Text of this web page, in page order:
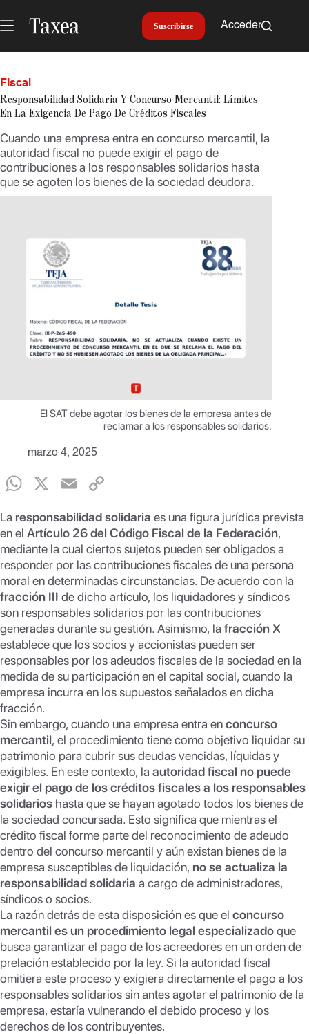
al
contenido
Suscribirse Acceder
Fiscal
Responsabilidad Solidaria Y Concurso Mercantil: Límites
En La Exigencia De Pago De Créditos Fiscales
Cuando una empresa entra en concurso mercantil, la
autoridad fiscal no puede exigir el pago de
contribuciones a los responsables solidarios hasta
que se agoten los bienes de la sociedad deudora.
El SAT debe agotar los bienes de la empresa antes de
reclamar a los responsables solidarios.
marzo 4, 2025
W
at
s
A
p
p
X
E
ail p
y
Li
n
k
La responsabilidad solidaria es una figura jurídica prevista
en el Artículo 26 del Código Fiscal de la Federación,
mediante la cual ciertos sujetos pueden ser obligados a
responder por las contribuciones fiscales de una persona
moral en determinadas circunstancias. De acuerdo con la
fracción III de dicho artículo, los liquidadores y síndicos
son responsables solidarios por las contribuciones
generadas durante su gestión. Asimismo, la fracción X
establece que los socios y accionistas pueden ser
responsables por los adeudos fiscales de la sociedad en la
medida de su participación en el capital social, cuando la
empresa incurra en los supuestos señalados en dicha
fracción.
Sin embargo, cuando una empresa entra enconcurso
mercantil, el procedimiento tiene como objetivo liquidar su
patrimonio para cubrir sus deudas vencidas, líquidas y
exigibles. En este contexto, la autoridad fiscal no puede
exigir el pago de los créditos fiscales a los responsables
solidarios hasta que se hayan agotado todos los bienes de
la sociedad concursada. Esto significa que mientras el
crédito fiscal forme parte del reconocimiento de adeudo
dentro del concurso mercantil y aún existan bienes de la
empresa susceptibles de liquidación, no se actualiza la
responsabilidad solidaria a cargo de administradores,
síndicos o socios.
La razón detrás de esta disposición es que el concurso
mercantil es un procedimiento legal especializadoque
busca garantizar el pago de los acreedores en un orden de
prelación establecido por la ley. Si la autoridad fiscal
omitiera este proceso y exigiera directamente el pago a los
responsables solidarios sin antes agotar el patrimonio de la
empresa, estaría vulnerando el debido proceso y los
derechos de los contribuyentes.